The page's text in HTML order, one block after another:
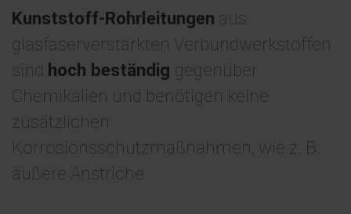
Kunststoff-Rohrleitungen aus
glasfaserverstärkten Verbundwerkstoffen
sind hoch beständig gegenüber
Chemikalien und benötigen keine
zusätzlichen
Korrosionsschutzmaßnahmen, wie z. B.
äußere Anstriche.